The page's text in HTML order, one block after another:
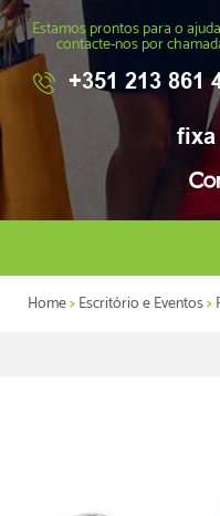
Estamos prontos para o
contacte-nos por
+351 213 861
fixa
Home>Escritório e Eventos>